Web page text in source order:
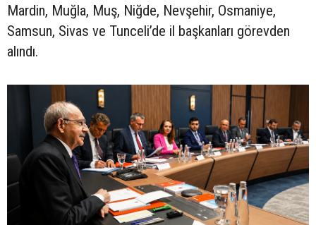
Mardin, Muğla, Muş, Niğde, Nevşehir, Osmaniye,
Samsun, Sivas ve Tunceli’de il başkanları görevden
alındı.